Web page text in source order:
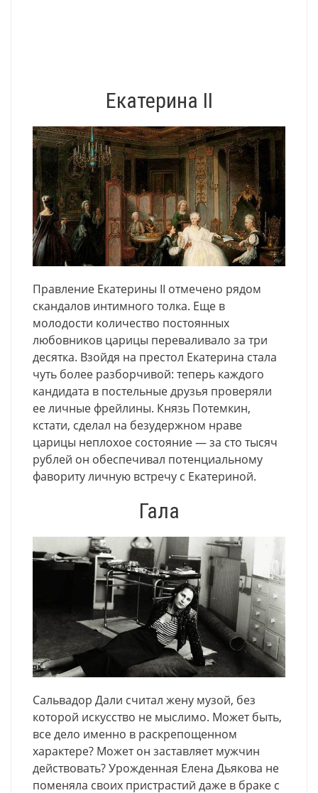
Екатерина II
Правление Екатерины II отмечено рядом
скандалов интимного толка. Еще в
молодости количество постоянных
любовников царицы переваливало за три
десятка. Взойдя на престол Екатерина стала
чуть более разборчивой: теперь каждого
кандидата в постельные друзья проверяли
ее личные фрейлины. Князь Потемкин,
кстати, сделал на безудержном нраве
царицы неплохое состояние — за сто тысяч
рублей он обеспечивал потенциальному
фавориту личную встречу с Екатериной.
Гала
Сальвадор Дали считал жену музой, без
которой искусство не мыслимо. Может быть,
все дело именно в раскрепощенном
характере? Может он заставляет мужчин
действовать? Урожденная Елена Дьякова не
поменяла своих пристрастий даже в браке с